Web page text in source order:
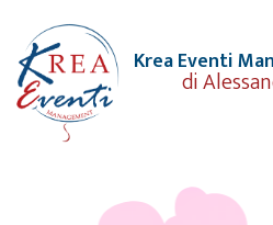
Krea Eventi
di